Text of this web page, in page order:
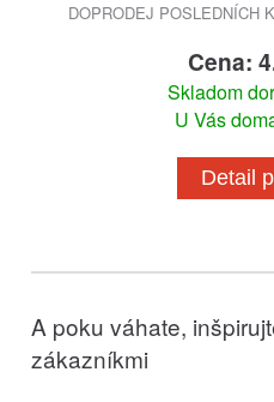
DOPRODEJ POSLEDNÍCH
Cena:
Skladom
U Vás
Detail
A poku váhate,
zákazníkmi